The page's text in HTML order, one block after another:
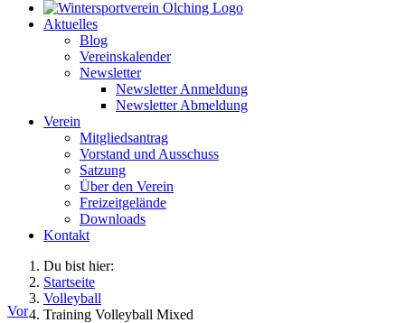
Aktuelles
Blog
Vereinskalender
Newsletter
Newsletter Anmeldung
Newsletter Abmeldung
Verein
Mitgliedsantrag
Vorstand und Ausschuss
Satzung
Über den Verein
Freizeitgelände
Downloads
Kontakt
Du bist hier:
Startseite
Volleyball
Training Volleyball Mixed
Vor